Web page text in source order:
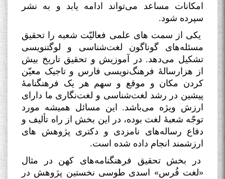
امکانات مساعد می‌تواند ادامه‌ یابد و به نشر
سپرده شود.
یکی از سمت های علمی فعالیّت شعبه را تحقیق
مسئله‌های گوناگون لغت‌شناسی و لوگتنویسی
تشکیل می‌دهد. در آموزیش و تحقیق تاریخ بیش
از هزارسالۀ فرهنگ‌نویسی فارس و تاجیک معیّن
کردن مکان و موقع و سهم هر یک فرهنگنامۀ
پیشین در رشد لغت‌شناسی و لغت‌نگاری ما دارای
ارزش ویژه می‌باشد. این مسائل همیشه مورد
توجّه شعبۀ لغت بوده، در این بخش از راه تألیف و
دفاع رساله‌های نامزدی و دکتری پژوهش های
ارزشمند انجام داده شده است.
در بخش تحقیق فرهنگنامه‌های کهن در مثال
«لغت فُرس» اسدی طوسی نخستین پژوهش در